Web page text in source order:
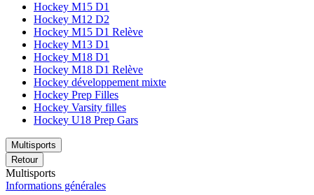
Hockey M15 D1
Hockey M12 D2
Hockey M15 D1 Relève
Hockey M13 D1
Hockey M18 D1
Hockey M18 D1 Relève
Hockey développement mixte
Hockey Prep Filles
Hockey Varsity filles
Hockey U18 Prep Gars
Multisports
Retour
Multisports
Informations générales